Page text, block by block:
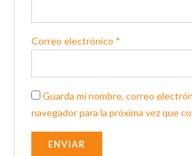
Correo electrónico *
Guarda mi nombre, correo
navegador para la próxima vez que